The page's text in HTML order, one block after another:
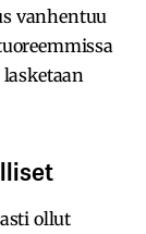
vanhentuu
ollut